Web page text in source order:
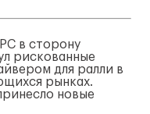
в сторону
рискованные
для ралли в
рынках.
новые